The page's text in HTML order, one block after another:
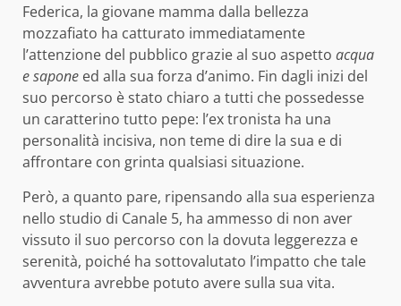
Federica, la giovane mamma dalla bellezza
mozzafiato ha catturato immediatamente
l’attenzione del pubblico grazie al suo aspetto acqua
e sapone ed alla sua forza d’animo. Fin dagli inizi del
suo percorso è stato chiaro a tutti che possedesse
un caratterino tutto pepe: l’ex tronista ha una
personalità incisiva, non teme di dire la sua e di
affrontare con grinta qualsiasi situazione.
Però, a quanto pare, ripensando alla sua esperienza
nello studio di Canale 5, ha ammesso di non aver
vissuto il suo percorso con la dovuta leggerezza e
serenità, poiché ha sottovalutato l’impatto che tale
avventura avrebbe potuto avere sulla sua vita.